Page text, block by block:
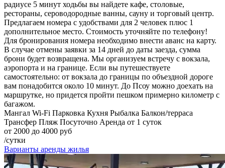
радиусе 5 минут ходьбы вы найдете кафе, столовые,
рестораны, сероводородные ванны, сауну и торговый центр.
Предлагаем номера с удобствами для 2 человек плюс 1
дополнительное место. Стоимость уточняйте по телефону!
Для бронирования номера необходимо внести аванс на карту.
В случае отмены заявки за 14 дней до даты заезда, сумма
брони будет возвращена. Мы организуем встречу с вокзала,
аэропорта и на границе. Если вы путешествуете
самостоятельно: от вокзала до границы по объездной дороге
вам понадобится около 10 минут. До Псоу можно доехать на
маршрутке, но придется пройти пешком примерно километр с
багажом.
Мангал Wi-Fi Парковка Кухня Рыбалка Балкон/терраса
Трансфер Пляж Посуточно Аренда от 1 суток
от 2000 до 4000 руб
/сутки
Варианты аренды жилья